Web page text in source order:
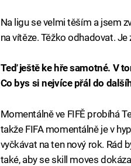
Na ligu se velmi těším a jsem
na vítěze. Těžko odhadovat.
Teď ještě ke hře samotné. V
Co bys si nejvíce přál do
Momentálně ve FIFĚ probíhá
takže FIFA momentálně je v
vyčkávat na ten nový rok. Rád
také, aby se skill moves